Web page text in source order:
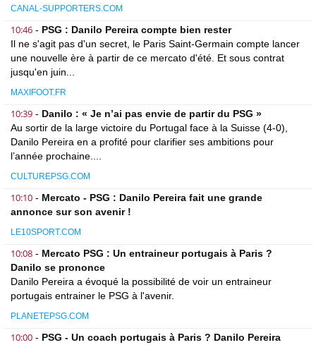
CANAL-SUPPORTERS.COM
10:46 - PSG : Danilo Pereira compte bien rester
Il ne s'agit pas d'un secret, le Paris Saint-Germain compte lancer
une nouvelle ère à partir de ce mercato d'été. Et sous contrat
jusqu'en juin...
MAXIFOOT.FR
10:39 - Danilo : « Je n’ai pas envie de partir du PSG »
Au sortir de la large victoire du Portugal face à la Suisse (4-0),
Danilo Pereira en a profité pour clarifier ses ambitions pour
l’année prochaine....
CULTUREPSG.COM
10:10 - Mercato - PSG : Danilo Pereira fait une grande
annonce sur son avenir !
LE10SPORT.COM
10:08 - Mercato PSG : Un entraineur portugais à Paris ?
Danilo se prononce
Danilo Pereira a évoqué la possibilité de voir un entraineur
portugais entrainer le PSG à l'avenir.
PLANETEPSG.COM
10:00 - PSG - Un coach portugais à Paris ? Danilo Pereira